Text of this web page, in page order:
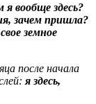
я вообще здесь?
зачем пришла?
земное
после начала
я здесь,